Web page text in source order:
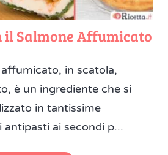
il Salmone Affumicato
in scatola,
è un ingrediente che si
in tantissime
antipasti ai secondi p...